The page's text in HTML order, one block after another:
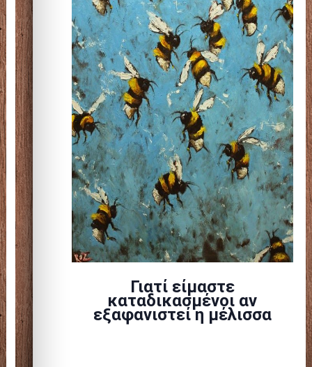
Γιατί είμαστε
καταδικασμένοι αν
εξαφανιστεί η μέλισσα